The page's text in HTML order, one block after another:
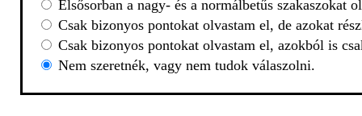
Elsősorban a nagy- és a normálbetűs szakaszokat
Csak bizonyos pontokat olvastam el, de azokat
Csak bizonyos pontokat olvastam el, azokból is
Nem szeretnék, vagy nem tudok válaszolni.